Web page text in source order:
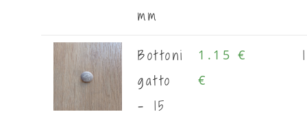
mm
Bottoni
gatto
- 15
1.15 €
€